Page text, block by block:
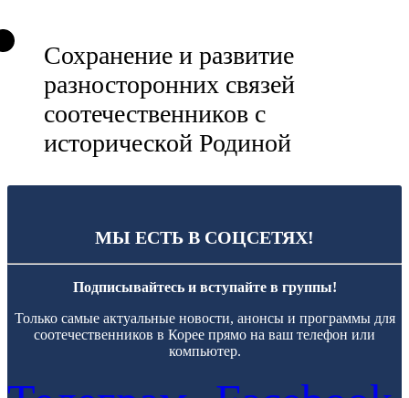
Сохранение и развитие
разносторонних связей
соотечественников с
исторической Родиной
МЫ ЕСТЬ В СОЦСЕТЯХ!
Подписывайтесь и вступайте в группы!
Только самые актуальные новости, анонсы и программы для
соотечественников в Корее прямо на ваш телефон или
компьютер.